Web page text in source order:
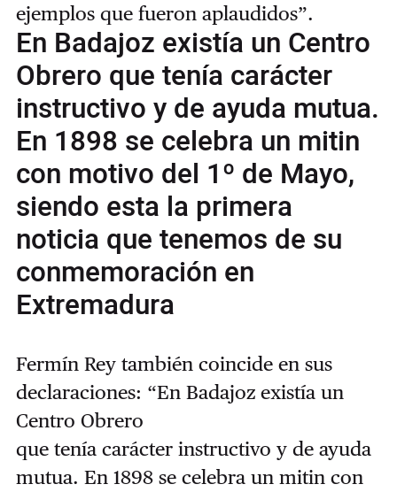
ejemplos que fueron aplaudidos”.
En Badajoz existía un Centro
Obrero que tenía carácter
instructivo y de ayuda mutua.
En 1898 se celebra un mitin
con motivo del 1º de Mayo,
siendo esta la primera
noticia que tenemos de su
conmemoración en
Extremadura
Fermín Rey también coincide en sus
declaraciones: “En Badajoz existía un
Centro Obrero
que tenía carácter instructivo y de ayuda
mutua. En 1898 se celebra un mitin con